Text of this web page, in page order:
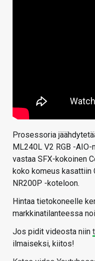
Prosessoria
ML240L V2 RGB -
vastaa SFX-kokoinen
koko komeus
NR200P -koteloon.
Hintaa tietokoneelle
markkinatilanteessa
Jos pidit videosta niin
ilmaiseksi, kiitos!